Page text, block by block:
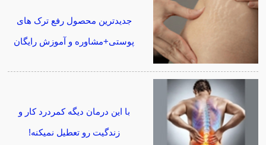
جدیدترین محصول رفع ترک های
پوستی+مشاوره و آموزش رایگان
با این درمان دیگه کمردرد کار و
زندگیت رو تعطیل نمیکنه!